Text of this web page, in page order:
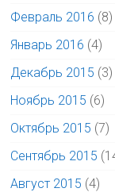
Февраль 2016 (8)
Январь 2016 (4)
Декабрь 2015 (3)
Ноябрь 2015 (6)
Октябрь 2015 (7)
Сентябрь 2015
Август 2015 (4)